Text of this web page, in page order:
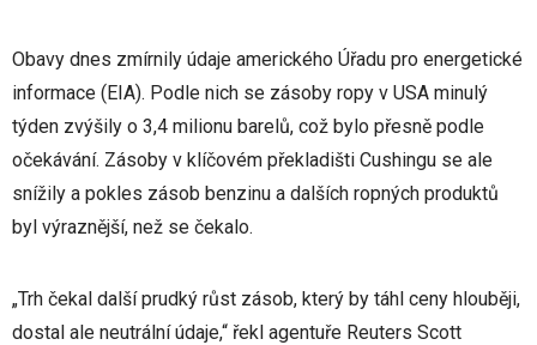
Obavy dnes zmírnily údaje amerického Úřadu pro energetické
informace (EIA). Podle nich se zásoby ropy v USA minulý
týden zvýšily o 3,4 milionu barelů, což bylo přesně podle
očekávání. Zásoby v klíčovém překladišti Cushingu se ale
snížily a pokles zásob benzinu a dalších ropných produktů
byl výraznější, než se čekalo.
„Trh čekal další prudký růst zásob, který by táhl ceny hlouběji,
dostal ale neutrální údaje,“ řekl agentuře Reuters Scott